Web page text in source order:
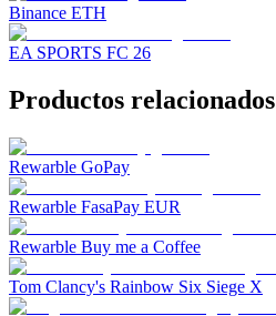
Binance ETH
EA SPORTS FC 26
Productos relacionados
Rewarble GoPay
Rewarble FasaPay EUR
Rewarble Buy me a Coffee
Tom Clancy's Rainbow Six Siege X